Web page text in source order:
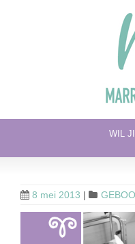
WIL
8 mei 2013 |